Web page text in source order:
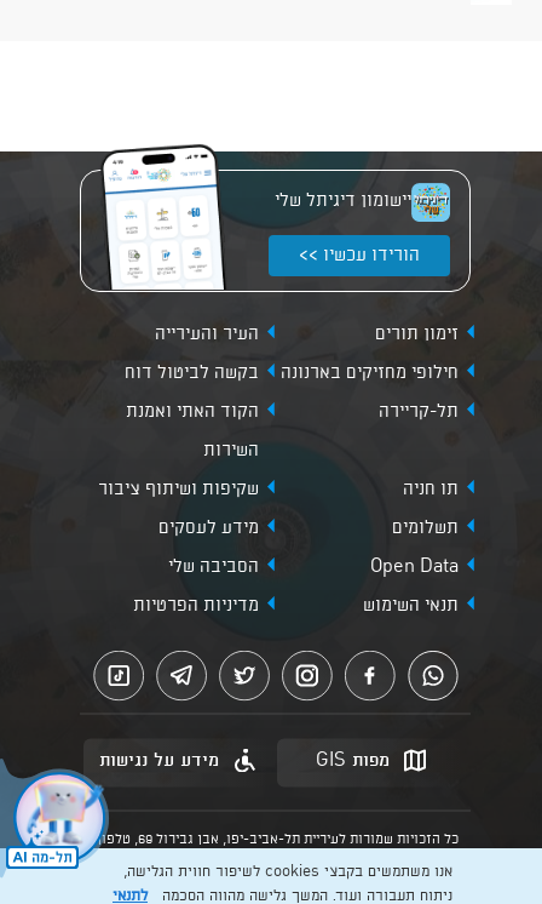
יישומון דיגיתל שלי
הורידו עכשיו >>
זימון תורים
העיר והעירייה
חילופי מחזיקים בארנונה
בקשה לביטול דוח
תל-קריירה
הקוד האתי ואמנת
השירות
תו חניה
שקיפות ושיתוף ציבור
תשלומים
מידע לעסקים
Open Data
הסביבה שלי
תנאי השימוש
מדיניות הפרטיות
מפות GIS מידע על נגישות
כל הזכויות שמורות לעיריית תל-אביב-יפו, אבן גבירול 69, טלפון:
הנוסח המחייב הוא זה הקבוע בהוראות הדין הרלוונטיות כפי שתהיינה
בתוקף מעת לעת
אנו משתמשים בקבצי cookies לשיפור חווית הגלישה,
ניתוח תעבורה ועוד. המשך גלישה מהווה הסכמהלתנאי